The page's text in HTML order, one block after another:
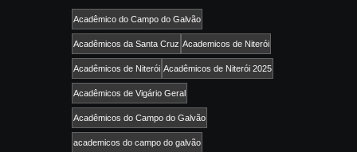
Acadêmico do Campo do Galvão
Acadêmicos da Santa Cruz Academicos de Niterói
Acadêmicos de Niterói Acadêmicos de Niterói 2025
Acadêmicos de Vigário Geral
Acadêmicos do Campo do Galvão
academicos do campo do galvão